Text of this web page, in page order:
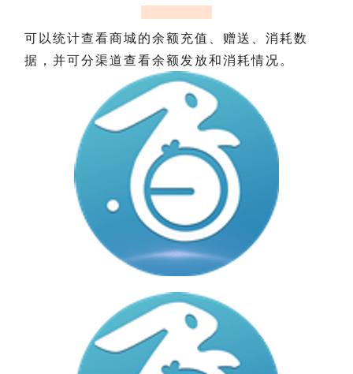
可以统计查看商城的余额充值、赠送、消耗数
据，并可分渠道查看余额发放和消耗情况。